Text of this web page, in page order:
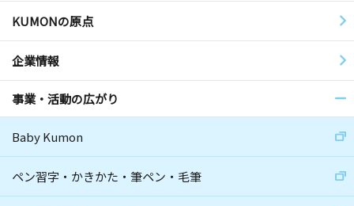
KUMONの原点
企業情報
事業・活動の広がり
Baby Kumon
ペン習字・かきかた・筆ペン・毛筆